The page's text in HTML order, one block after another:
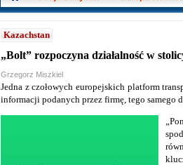
Kazachstan
„Bolt” rozpoczyna działalność w
Grzegorz Miszkiel
Jedna z czołowych europejskich platform
informacji podanych przez firmę, tego samego